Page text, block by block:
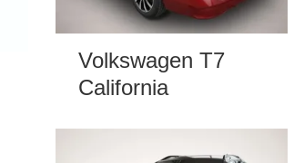
Volkswagen T7
California